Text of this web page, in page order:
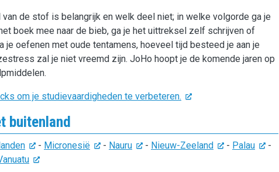
de stof is belangrijk en welk deel niet; in welke volgorde ga je
boek mee naar de bieb, ga je het uittreksel zelf schrijven of
je oefenen met oude tentamens, hoeveel tijd besteed je aan je
zal je niet vreemd zijn. JoHo hoopt je de komende jaren op
om je studievaardigheden te verbeteren.
buitenland
- Micronesië - Nauru - Nieuw-Zeeland - Palau
-